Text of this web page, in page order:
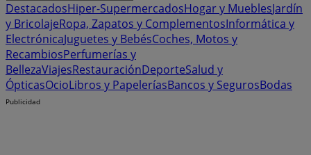
DestacadosHiper-SupermercadosHogar y MueblesJardín
y BricolajeRopa, Zapatos y ComplementosInformática y
ElectrónicaJuguetes y BebésCoches, Motos y
RecambiosPerfumerías y
BellezaViajesRestauraciónDeporteSalud y
ÓpticasOcioLibros y PapeleríasBancos y SegurosBodas
Publicidad